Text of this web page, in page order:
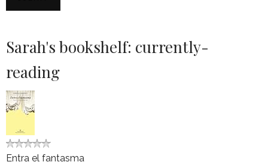
Sarah's bookshelf: currently-
reading
Entra el fantasma